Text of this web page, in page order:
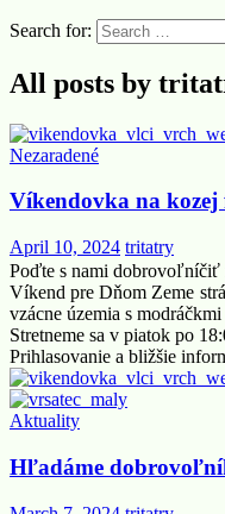
Search for:
All posts by
Nezaradené
Víkendovka na
April 10, 2024 tritatry
Poďte s nami dobrovoľníčiť
Víkend pre Dňom Zeme
vzácne územia s
Stretneme sa v piatok po
Prihlasovanie a bližšie
Aktuality
Hľadáme